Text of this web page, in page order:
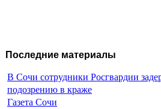
Последние материалы
В Сочи сотрудники Росгвардии
подозрению в краже
Газета Сочи